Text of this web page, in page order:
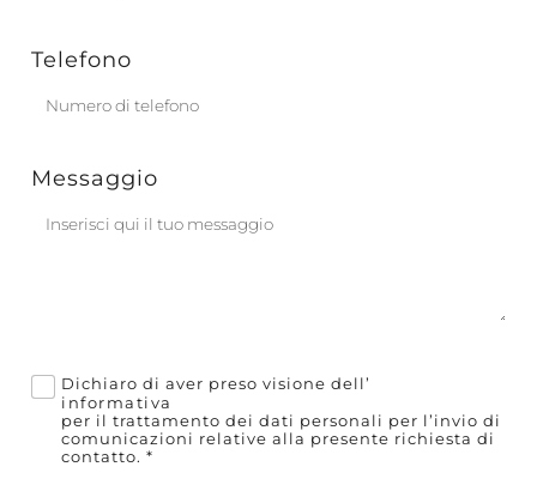
Telefono
Messaggio
Dichiaro di aver preso visione dell’
informativa
per il trattamento dei dati personali per l’invio di
comunicazioni relative alla presente richiesta di
contatto.*